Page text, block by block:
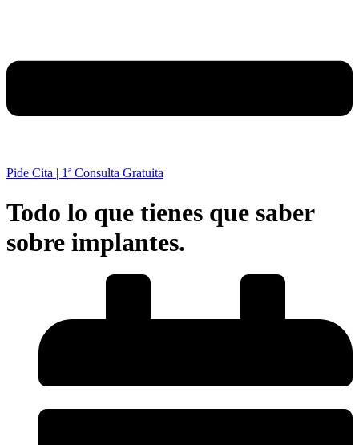
Pide Cita | 1ª Consulta Gratuita
Todo lo que tienes que saber
sobre implantes.